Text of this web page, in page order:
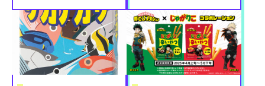
ベント「仙台藤塚 ふじ
花見」がアクア
ん